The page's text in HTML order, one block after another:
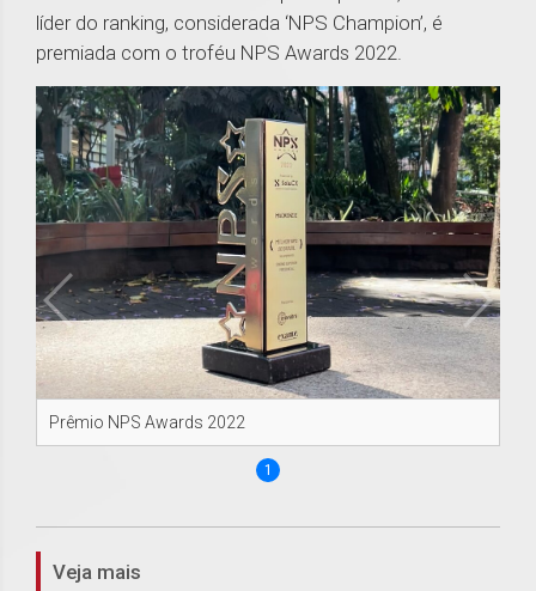
líder do ranking, considerada ‘NPS Champion’, é
premiada com o troféu NPS Awards 2022.
Prêmio NPS Awards 2022
1
Veja mais